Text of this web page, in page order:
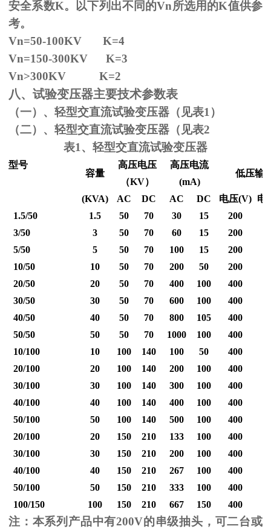
安全系数K。以下列出不同的Vn所选用的K值供参
考。
Vn=50-100KV K=4
Vn=150-300KV K=3
Vn>300KV K=2
八、试验变压器主要技术参数表
（一）、轻型交直流试验变压器（见表1）
（二）、轻型交直流试验变压器（见表2
表1、轻型交直流试验变压器
型号
容量
高压电压
（KV）
高压电流
(mA)
低压输
(KVA) AC DC AC DC 电压(V) 电
1.5/50
1.5 50 70 30 15 200
3/50
3 50 70 60 15 200
5/50
5 50 70 100 15 200
10/50
10 50 70 200 50 200
20/50
20 50 70 400 100 400
30/50
30 50 70 600 100 400
40/50
40 50 70 800 105 400
50/50
50 50 70 1000 100 400
10/100
10 100 140 100 50 400
20/100
20 100 140 200 100 400
30/100
30 100 140 300 100 400
40/100
40 100 140 400 100 400
50/100
50 100 140 500 100 400
20/100
20 150 210 133 100 400
30/100
30 150 210 200 100 400
40/100
40 150 210 267 100 400
50/100
50 150 210 333 100 400
100/150
100 150 210 667 150 400
注：本系列产品中有200V的串级抽头，可二台或